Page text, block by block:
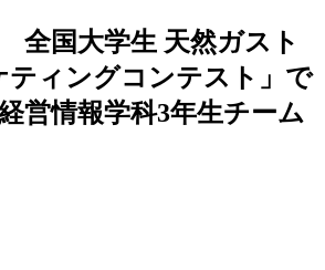
全国大学生 天然ガスト
ティングコンテスト」で
営情報学科3年生チーム